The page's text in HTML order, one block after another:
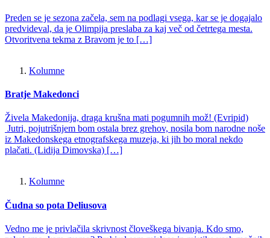
Preden se je sezona začela, sem na podlagi vsega, kar se je dogajalo
predvideval, da je Olimpija preslaba za kaj več od četrtega mesta.
Otvoritvena tekma z Bravom je to […]
Kolumne
Bratje Makedonci
Živela Makedonija, draga krušna mati pogumnih mož! (Evripid)
Jutri, pojutrišnjem bom ostala brez grehov, nosila bom narodne noše
iz Makedonskega etnografskega muzeja, ki jih bo moral nekdo
plačati. (Lidija Dimovska) […]
Kolumne
Čudna so pota Deliusova
Vedno me je privlačila skrivnost človeškega bivanja. Kdo smo,